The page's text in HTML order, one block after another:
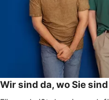
Wir sind da, wo Sie sind